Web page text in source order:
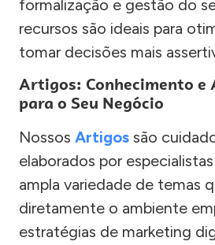
formalização e gestão do
recursos são ideais para
tomar decisões mais
Artigos: Conhecimento e
para o Seu Negócio
Nossos Artigos são
elaborados por
ampla variedade de temas
diretamente o ambiente
estratégias de marketing